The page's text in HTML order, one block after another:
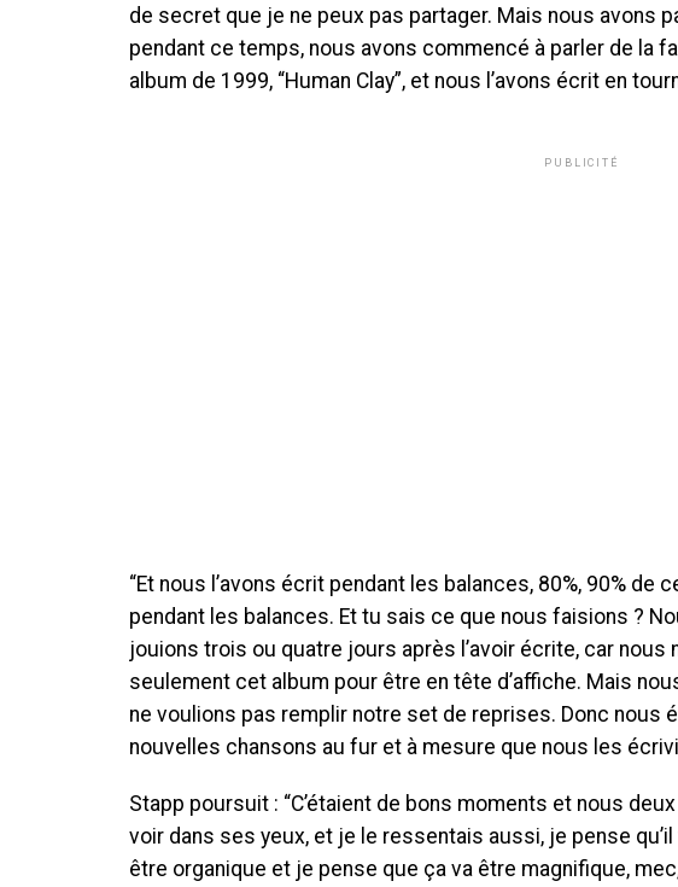
de secret que je ne peux pas partager. Mais nous avons
pendant ce temps, nous avons commencé à parler de la
album de 1999, “Human Clay”, et nous l’avons écrit en
PUBLICITÉ
“Et nous l’avons écrit pendant les balances, 80%, 90% de
pendant les balances. Et tu sais ce que nous faisions ?
jouions trois ou quatre jours après l’avoir écrite, car nous
seulement cet album pour être en tête d’affiche. Mais
ne voulions pas remplir notre set de reprises. Donc nous
nouvelles chansons au fur et à mesure que nous les
Stapp poursuit : “C’étaient de bons moments et nous
voir dans ses yeux, et je le ressentais aussi, je pense
être organique et je pense que ça va être magnifique,